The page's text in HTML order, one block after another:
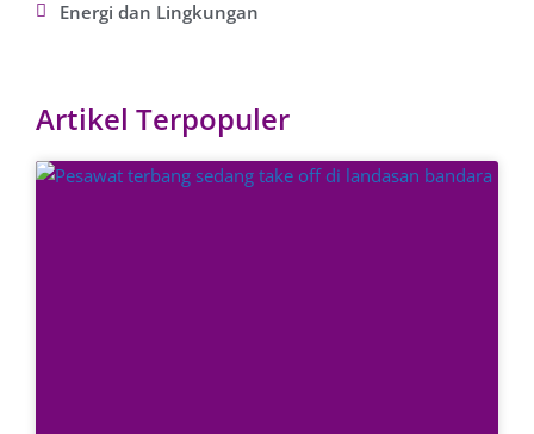
Energi dan Lingkungan
Artikel Terpopuler